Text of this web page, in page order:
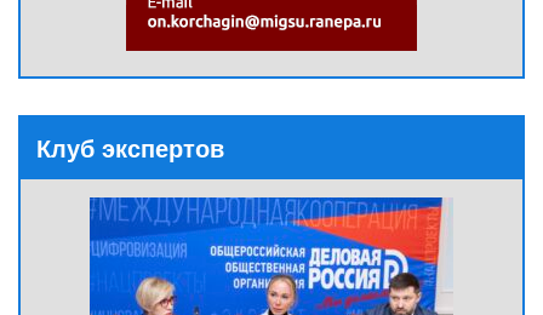
Клуб экспертов